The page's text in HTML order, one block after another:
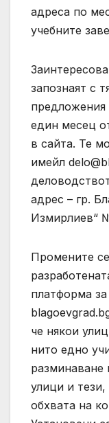
адресa по
учебните
запознаят с
предложения
един месец
в сайта. Те
имейл
адрес – гр.
Измирлиев“
Промените
платформа
че някои
нито едно
разминаване
улици и
обхвата на